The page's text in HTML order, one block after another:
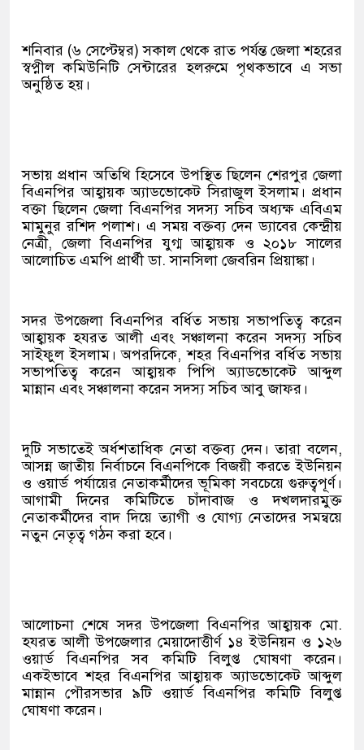
শনিবার (৬ সেপ্টেম্বর) সকাল থেকে রাত পর্যন্ত জেলা শহরের
স্বপ্নীল কমিউনিটি সেন্টারের হলরুমে পৃথকভাবে এ সভা
অনুষ্ঠিত হয়।
সভায় প্রধান অতিথি হিসেবে উপস্থিত ছিলেন শেরপুর জেলা
বিএনপির আহ্বায়ক অ্যাডভোকেট সিরাজুল ইসলাম। প্রধান
বক্তা ছিলেন জেলা বিএনপির সদস্য সচিব অধ্যক্ষ এবিএম
মামুনুর রশিদ পলাশ। এ সময় বক্তব্য দেন ড্যাবের কেন্দ্রীয়
নেত্রী, জেলা বিএনপির যুগ্ম আহ্বায়ক ও ২০১৮ সালের
আলোচিত এমপি প্রার্থী ডা. সানসিলা জেবরিন প্রিয়াঙ্কা।
সদর উপজেলা বিএনপির বর্ধিত সভায় সভাপতিত্ব করেন
আহ্বায়ক হযরত আলী এবং সঞ্চালনা করেন সদস্য সচিব
সাইফুল ইসলাম। অপরদিকে, শহর বিএনপির বর্ধিত সভায়
সভাপতিত্ব করেন আহ্বায়ক পিপি অ্যাডভোকেট আব্দুল
মান্নান এবং সঞ্চালনা করেন সদস্য সচিব আবু জাফর।
দুটি সভাতেই অর্ধশতাধিক নেতা বক্তব্য দেন। তারা বলেন,
আসন্ন জাতীয় নির্বাচনে বিএনপিকে বিজয়ী করতে ইউনিয়ন
ও ওয়ার্ড পর্যায়ের নেতাকর্মীদের ভূমিকা সবচেয়ে গুরুত্বপূর্ণ।
আগামী দিনের কমিটিতে চাঁদাবাজ ও দখলদারমুক্ত
নেতাকর্মীদের বাদ দিয়ে ত্যাগী ও যোগ্য নেতাদের সমন্বয়ে
নতুন নেতৃত্ব গঠন করা হবে।
আলোচনা শেষে সদর উপজেলা বিএনপির আহ্বায়ক মো.
হযরত আলী উপজেলার মেয়াদোত্তীর্ণ ১৪ ইউনিয়ন ও ১২৬
ওয়ার্ড বিএনপির সব কমিটি বিলুপ্ত ঘোষণা করেন।
একইভাবে শহর বিএনপির আহ্বায়ক অ্যাডভোকেট আব্দুল
মান্নান পৌরসভার ৯টি ওয়ার্ড বিএনপির কমিটি বিলুপ্ত
ঘোষণা করেন।